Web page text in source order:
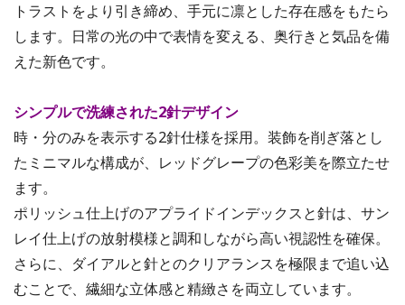
トラストをより引き締め、手元に凛とした存在感をもたら
します。日常の光の中で表情を変える、奥行きと気品を備
えた新色です。
シンプルで洗練された2針デザイン
時・分のみを表示する2針仕様を採用。装飾を削ぎ落とし
たミニマルな構成が、レッドグレープの色彩美を際立たせ
ます。
ポリッシュ仕上げのアプライドインデックスと針は、サン
レイ仕上げの放射模様と調和しながら高い視認性を確保。
さらに、ダイアルと針とのクリアランスを極限まで追い込
むことで、繊細な立体感と精緻さを両立しています。